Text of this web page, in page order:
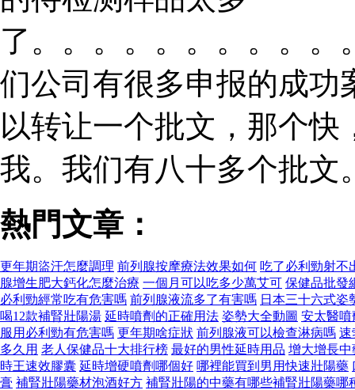
了。。。。。。。。。
们公司有很多申报的成功
以转让一个批文，那个
我。我们有八十多个批
熱門文章：
更年期盜汗怎麼調理 前列腺按摩療法效果如何 吃了必利勁射不
腺增生肥大鈣化怎麼治療 一個月可以吃多少萬艾可 保健品批發
必利勁經常吃有危害嗎 前列腺液流多了有害嗎 日本三十六式姿
喝12款補腎壯陽湯 延時噴劑的正確用法 姿勢大全動圖 安太醫噴
服用必利勁有危害嗎 更年期啥症狀 前列腺液可以檢查淋病嗎 速
多久用 老人保健品十大排行榜 最好的男性延時用品 增大增長中
時王速效膠囊 延時增硬噴劑哪個好 哪裡能買到男用快速壯陽藥
膏 補腎壯陽藥材泡酒好方 補腎壯陽的中藥有哪些補腎壯陽藥哪